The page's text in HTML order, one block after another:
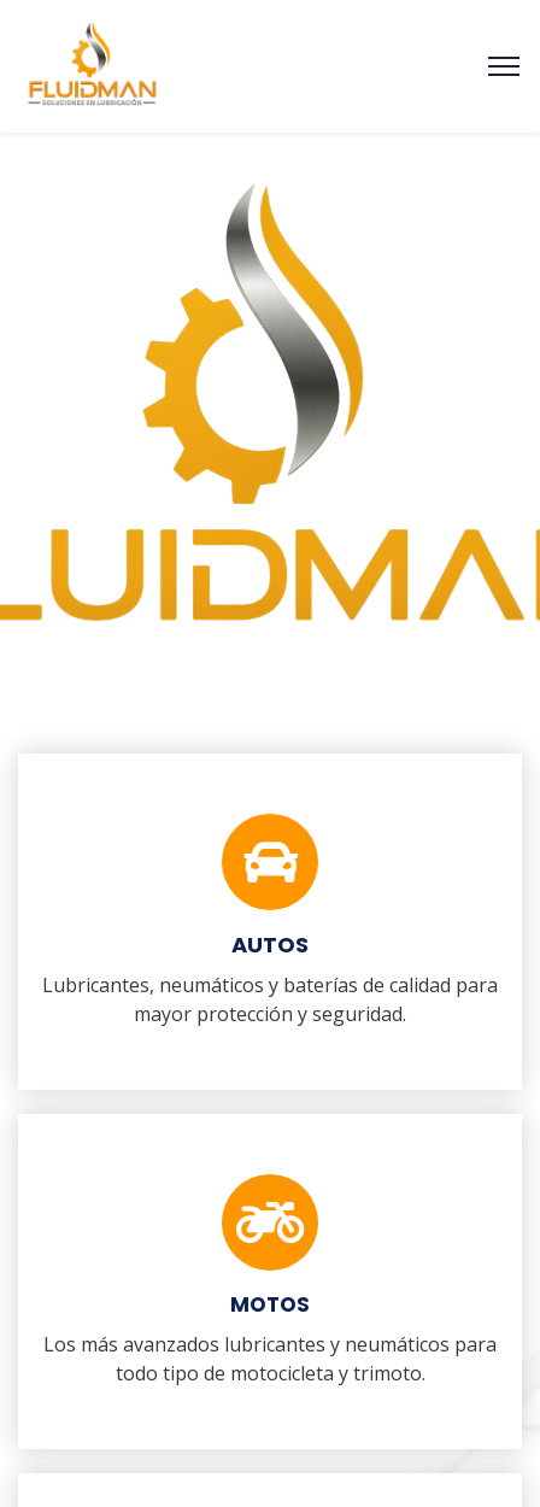
AUTOS
Lubricantes, neumáticos y baterías de calidad para
mayor protección y seguridad.
MOTOS
Los más avanzados lubricantes y neumáticos para
todo tipo de motocicleta y trimoto.